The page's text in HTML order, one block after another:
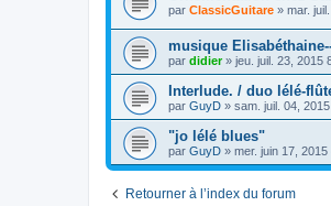
par ClassicGuitare » mar.
musique
par didier» jeu. juil. 23, 2015
Interlude. / duo lélé-
par GuyD » sam. juil. 04,
"jo lélé blues"
par GuyD » mer. juin 17, 2015
Retourner à l’index du forum